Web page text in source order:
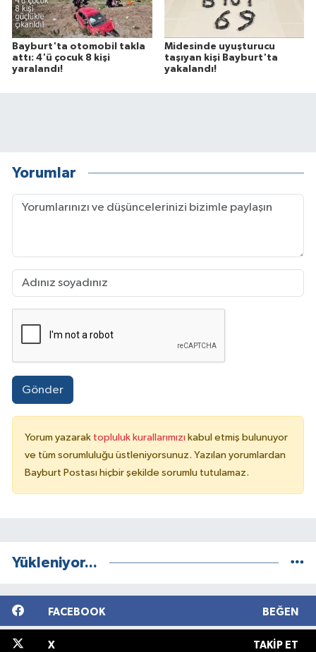
Bayburt'ta otomobil takla
attı: 4'ü çocuk 8 kişi
yaralandı!
Midesinde uyuşturucu
taşıyan kişi Bayburt'ta
yakalandı!
Yorumlar
Gönder
Yorum yazarak topluluk kurallarımızı kabul etmiş bulunuyor
ve tüm sorumluluğu üstleniyorsunuz. Yazılan yorumlardan
Bayburt Postası hiçbir şekilde sorumlu tutulamaz.
Yükleniyor...
FACEBOOK BEĞEN
X TAKIP ET